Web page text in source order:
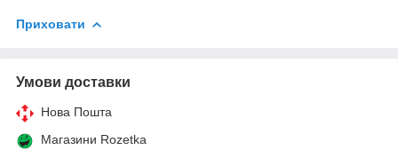
Приховати
Умови доставки
Нова Пошта
Магазини Rozetka